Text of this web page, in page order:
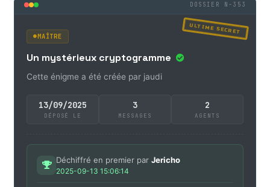
DOSSIER N-353
ULTIME SECRET
MAÎTRE
Un mystérieux cryptogramme
Cette énigme a été créée par jaudi
13/09/2025
DÉPOSÉ LE
3
MESSAGES
2
AGENTS
Déchiffré en premier par Jericho
2025-09-13 15:06:14